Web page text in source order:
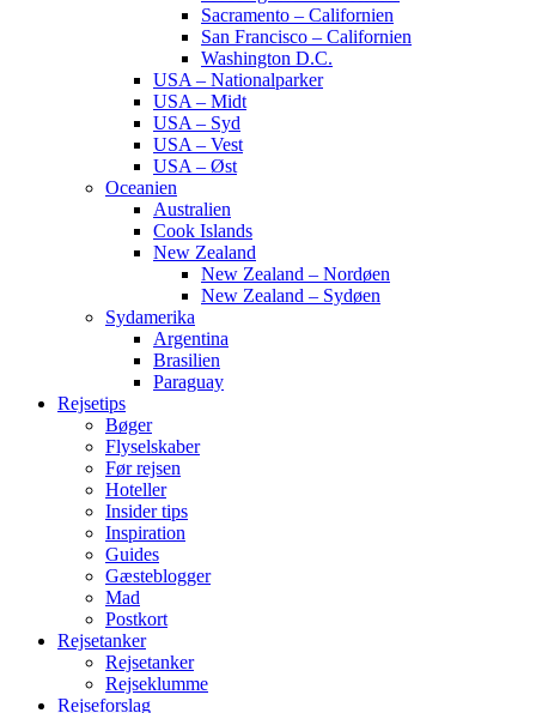
Sacramento – Californien
San Francisco – Californien
Washington D.C.
USA – Nationalparker
USA – Midt
USA – Syd
USA – Vest
USA – Øst
Oceanien
Australien
Cook Islands
New Zealand
New Zealand – Nordøen
New Zealand – Sydøen
Sydamerika
Argentina
Brasilien
Paraguay
Rejsetips
Bøger
Flyselskaber
Før rejsen
Hoteller
Insider tips
Inspiration
Guides
Gæsteblogger
Mad
Postkort
Rejsetanker
Rejsetanker
Rejseklumme
Rejseforslag